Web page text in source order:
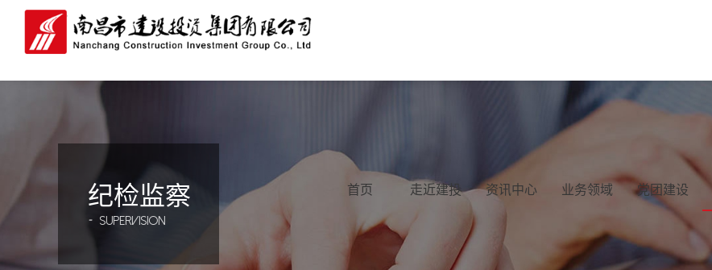
首页 走近建投 资讯中心 业务领域 党团建设
纪检监察
- supervision